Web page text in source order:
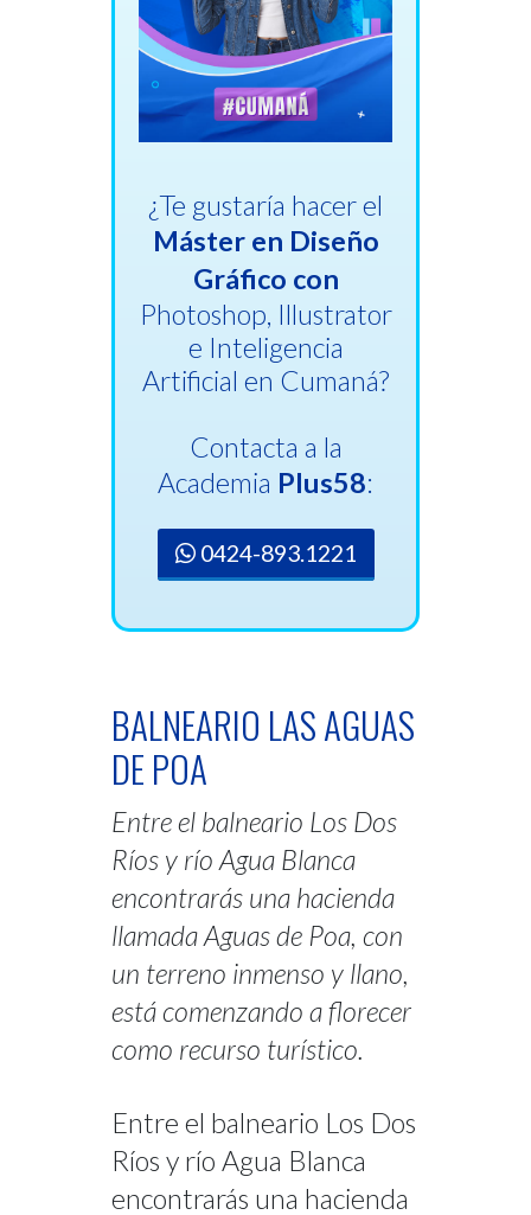
¿Te gustaría hacer el
Máster en Diseño
Gráfico con
Photoshop, Illustrator
e Inteligencia
Artificial en Cumaná?
Contacta a la
Academia Plus58:
0424-893.1221
BALNEARIO LAS AGUAS
DE POA
Entre el balneario Los Dos
Ríos y río Agua Blanca
encontrarás una hacienda
llamada Aguas de Poa, con
un terreno inmenso y llano,
está comenzando a florecer
como recurso turístico.
Entre el balneario Los Dos
Ríos y río Agua Blanca
encontrarás una hacienda